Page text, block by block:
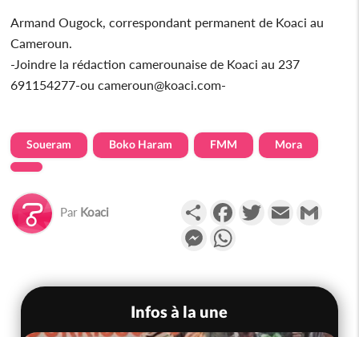
Armand Ougock, correspondant permanent de Koaci au
Cameroun.
-Joindre la rédaction camerounaise de Koaci au 237
691154277-ou cameroun@koaci.com-
Soueram Boko Haram FMM Mora
Par Koaci PartagerFacebookTwitterEmail
Messenger
Infos à la une